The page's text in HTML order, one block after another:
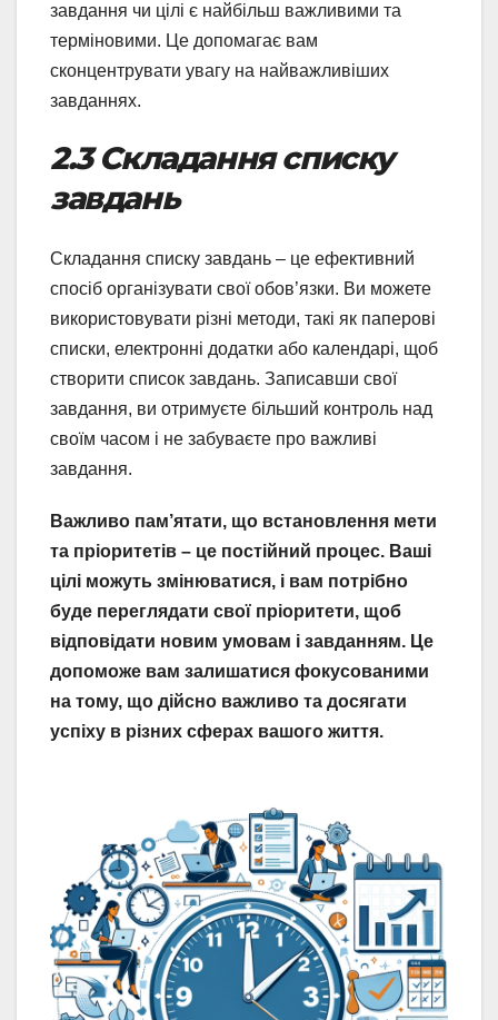
завдання чи цілі є найбільш важливими та
терміновими. Це допомагає вам
сконцентрувати увагу на найважливіших
завданнях.
2.3 Складання списку
завдань
Складання списку завдань – це ефективний
спосіб організувати свої обов’язки. Ви можете
використовувати різні методи, такі як паперові
списки, електронні додатки або календарі, щоб
створити список завдань. Записавши свої
завдання, ви отримуєте більший контроль над
своїм часом і не забуваєте про важливі
завдання.
Важливо пам’ятати, що встановлення мети
та пріоритетів – це постійний процес. Ваші
цілі можуть змінюватися, і вам потрібно
буде переглядати свої пріоритети, щоб
відповідати новим умовам і завданням. Це
допоможе вам залишатися фокусованими
на тому, що дійсно важливо та досягати
успіху в різних сферах вашого життя.